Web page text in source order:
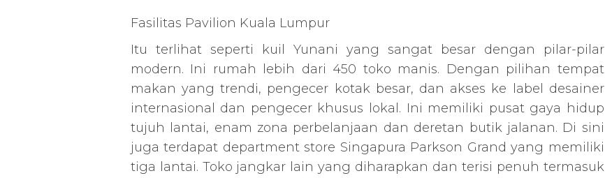
Fasilitas Pavilion Kuala Lumpur
Itu terlihat seperti kuil Yunani yang sangat besar dengan pilar-pilar
modern. Ini rumah lebih dari 450 toko manis. Dengan pilihan tempat
makan yang trendi, pengecer kotak besar, dan akses ke label desainer
internasional dan pengecer khusus lokal. Ini memiliki pusat gaya hidup
tujuh lantai, enam zona perbelanjaan dan deretan butik jalanan. Di sini
juga terdapat department store Singapura Parkson Grand yang memiliki
tiga lantai. Toko jangkar lain yang diharapkan dan terisi penuh termasuk